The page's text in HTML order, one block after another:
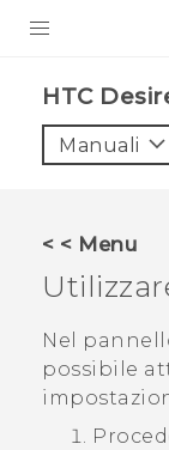
VIVE
ASSISTENZA
Accessori e
Accesso
HTC
Manuali
< < Menu
Nel
possibile